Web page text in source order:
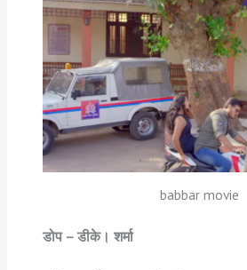
babbar movie
डोप – डीके। शर्मा